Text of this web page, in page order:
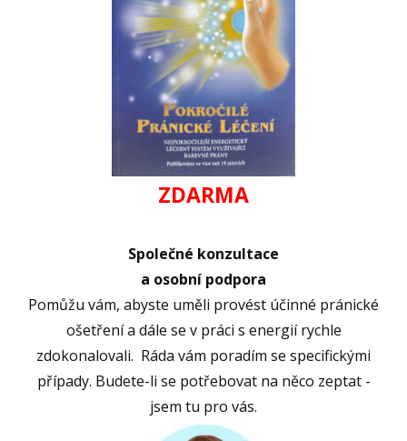
ZDARMA
Společné konzultace
a osobní podpora
Pomůžu vám, abyste uměli provést účinné pránické
ošetření a dále se v práci s energií rychle
zdokonalovali. Ráda vám poradím se specifickými
případy. Budete-li se potřebovat na něco zeptat -
jsem tu pro vás.